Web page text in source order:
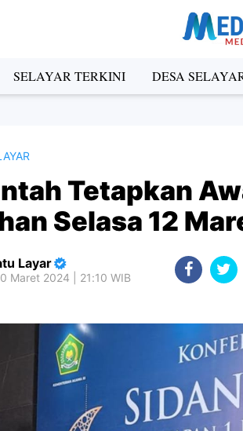
SELAYAR TERKINI DESA
Tetapkan
Selasa 12
Layar
Maret 2024 | 21:10 WIB